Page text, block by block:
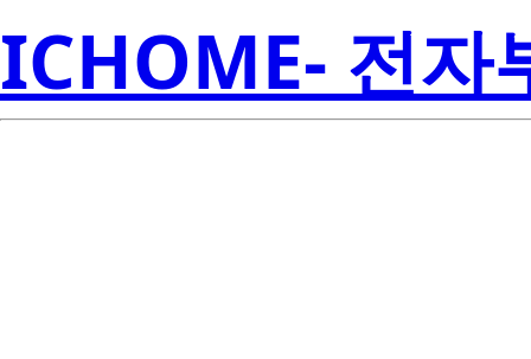
ICHOME- 전자